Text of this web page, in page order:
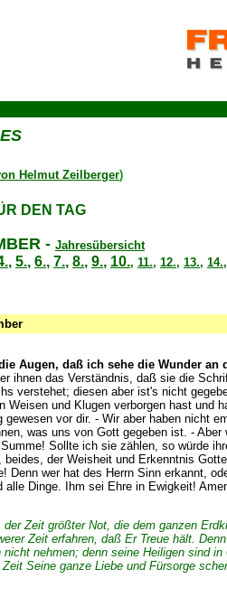
Helmut Zeilberger)
DEN TAG
- Jahresübersicht
, 5., 6., 7., 8., 9., 10., 11., 12., 13., 14.
Augen, daß ich sehe die Wunder an
ihnen das Verständnis, daß sie die
verstehet; diesen aber ist's nicht
Weisen und Klugen verborgen hast und
gewesen vor dir. - Wir aber haben nicht
was uns von Gott gegeben ist. -
Sollte ich sie zählen, so würde
beides, der Weisheit und Erkenntnis
Denn wer hat des Herrn Sinn erkannt,
alle Dinge. Ihm sei Ehre in Ewigkeit!
der Zeit größter Not, die dem ganzen
Zeit erfahren, daß Er Treue hält.
nehmen; denn seine Heiligen sind
Seine ganze Liebe und Fürsorge